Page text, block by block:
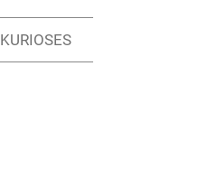
KURIOSES